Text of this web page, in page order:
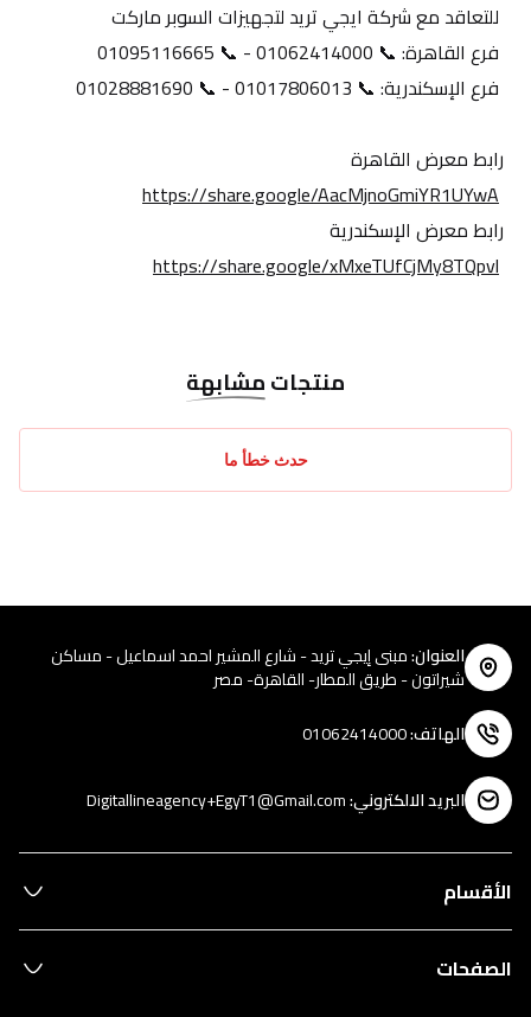
رابط معرض القاهرة
https://share.google/AacMjnoGmiYR1UYwA
رابط معرض الإسكندرية
https://share.google/xMxeTUfCjMy8TQpvl
منتجاتمشابهة
حدث خطأ ما
العنوان:مبنى إيجي تريد - شارع المشير احمد اسماعيل - مساكن
شيراتون - طريق المطار- القاهرة- مصر
الهاتف:
01062414000
البريد الالكتروني:
Digitallineagency+EgyT1@Gmail.com
الأقسام
الصفحات